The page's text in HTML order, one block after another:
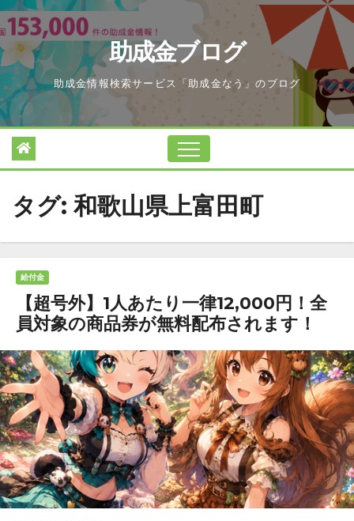
Skip
to
content
助成金ブログ
助成金情報検索サービス「助成金なう」のブログ
タグ: 和歌山県上富田町
給付金
【超号外】1人あたり一律12,000円！全
員対象の商品券が無料配布されます！